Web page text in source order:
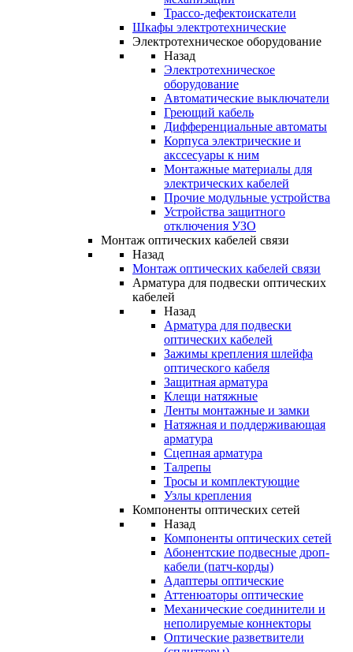
Трассо-дефектоискатели
Шкафы электротехнические
Электротехническое оборудование
Назад
Электротехническое
оборудование
Автоматические выключатели
Греющий кабель
Дифференциальные автоматы
Корпуса электрические и
акссесуары к ним
Монтажные материалы для
электрических кабелей
Прочие модульные устройства
Устройства защитного
отключения УЗО
Монтаж оптических кабелей связи
Назад
Монтаж оптических кабелей связи
Арматура для подвески оптических
кабелей
Назад
Арматура для подвески
оптических кабелей
Зажимы крепления шлейфа
оптического кабеля
Защитная арматура
Клещи натяжные
Ленты монтажные и замки
Натяжная и поддерживающая
арматура
Сцепная арматура
Талрепы
Тросы и комплектующие
Узлы крепления
Компоненты оптических сетей
Назад
Компоненты оптических сетей
Абонентские подвесные дроп-
кабели (патч-корды)
Адаптеры оптические
Аттенюаторы оптические
Механические соединители и
неполируемые коннекторы
Оптические разветвители